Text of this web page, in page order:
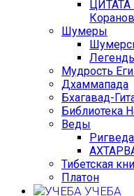
Шумеры
Мудрость
Дхаммапада
Бхагавад-
Библиотека
Веды
Ригведа
Тибетская
Платон
УЧЕБА